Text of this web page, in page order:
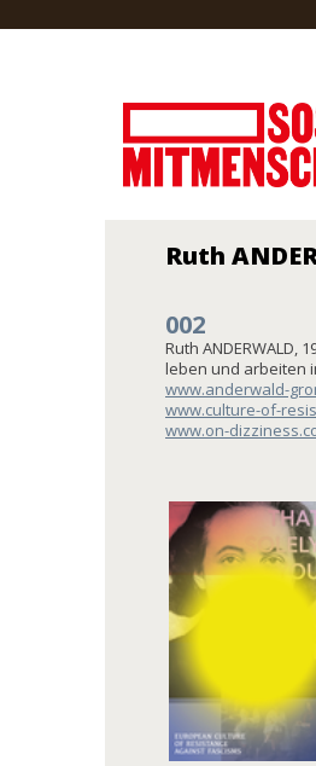
Ruth
002
Ruth ANDERWALD,
leben und arbeiten
www.anderwald-
www.culture-of-
www.on-